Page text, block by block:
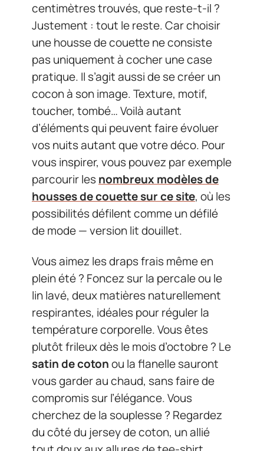
centimètres trouvés, que reste-t-il ?
Justement : tout le reste. Car choisir
une housse de couette ne consiste
pas uniquement à cocher une case
pratique. Il s’agit aussi de se créer un
cocon à son image. Texture, motif,
toucher, tombé… Voilà autant
d’éléments qui peuvent faire évoluer
vos nuits autant que votre déco. Pour
vous inspirer, vous pouvez par exemple
parcourir lesnombreux modèles de
housses de couette sur ce site, où les
possibilités défilent comme un défilé
de mode — version lit douillet.
Vous aimez les draps frais même en
plein été ? Foncez sur la percale ou le
lin lavé, deux matières naturellement
respirantes, idéales pour réguler la
température corporelle. Vous êtes
plutôt frileux dès le mois d’octobre ? Le
satin de cotonou la flanelle sauront
vous garder au chaud, sans faire de
compromis sur l’élégance. Vous
cherchez de la souplesse ? Regardez
du côté du jersey de coton, un allié